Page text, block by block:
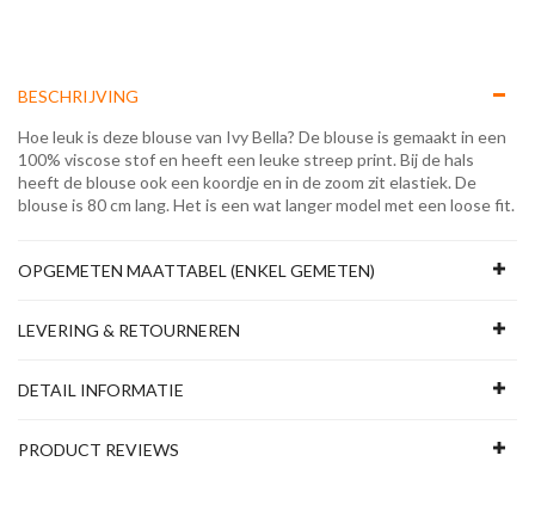
BESCHRIJVING
Hoe leuk is deze blouse van Ivy Bella? De blouse is gemaakt in een
100% viscose stof en heeft een leuke streep print. Bij de hals
heeft de blouse ook een koordje en in de zoom zit elastiek. De
blouse is 80 cm lang. Het is een wat langer model met een loose fit.
OPGEMETEN MAATTABEL (ENKEL GEMETEN)
LEVERING & RETOURNEREN
DETAIL INFORMATIE
PRODUCT REVIEWS